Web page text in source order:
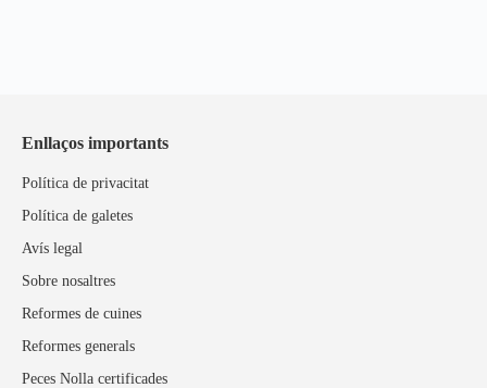
Enllaços importants
Política de privacitat
Política de galetes
Avís legal
Sobre nosaltres
Reformes de cuines
Reformes generals
Peces Nolla certificades